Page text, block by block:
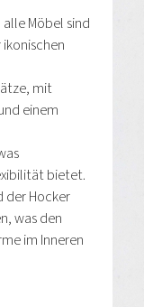
Möbel sind
mit
einem
bietet.
der Hocker
was den
im Inneren